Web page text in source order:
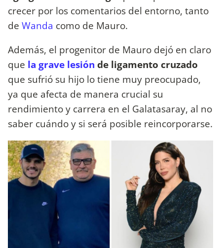
crecer por los comentarios del entorno, tanto
de Wanda como de Mauro.
Además, el progenitor de Mauro dejó en claro
que la grave lesión de ligamento cruzado
que sufrió su hijo lo tiene muy preocupado,
ya que afecta de manera crucial su
rendimiento y carrera en el Galatasaray, al no
saber cuándo y si será posible reincorporarse.